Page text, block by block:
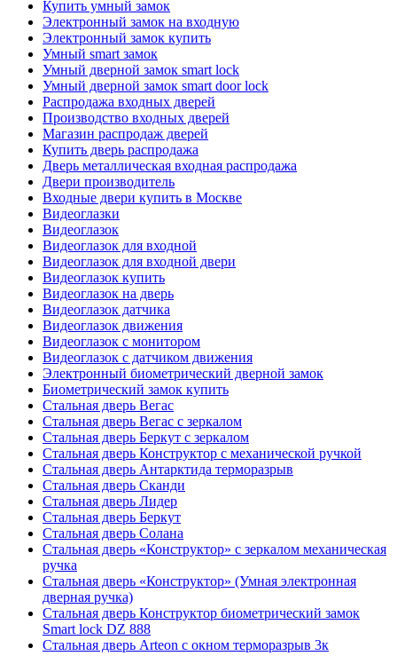
Купить умный замок
Электронный замок на входную
Электронный замок купить
Умный smart замок
Умный дверной замок smart lock
Умный дверной замок smart door lock
Распродажа входных дверей
Производство входных дверей
Магазин распродаж дверей
Купить дверь распродажа
Дверь металлическая входная распродажа
Двери производитель
Входные двери купить в Москве
Видеоглазки
Видеоглазок
Видеоглазок для входной
Видеоглазок для входной двери
Видеоглазок купить
Видеоглазок на дверь
Видеоглазок датчика
Видеоглазок движения
Видеоглазок с монитором
Видеоглазок с датчиком движения
Электронный биометрический дверной замок
Биометрический замок купить
Стальная дверь Вегас
Стальная дверь Вегас с зеркалом
Стальная дверь Беркут с зеркалом
Стальная дверь Конструктор с механической ручкой
Стальная дверь Антарктида терморазрыв
Стальная дверь Сканди
Стальная дверь Лидер
Стальная дверь Беркут
Стальная дверь Солана
Стальная дверь «Конструктор» с зеркалом механическая
ручка
Стальная дверь «Конструктор» (Умная электронная
дверная ручка)
Стальная дверь Конструктор биометрический замок
Smart lock DZ 888
Стальная дверь Arteon с окном терморазрыв 3к